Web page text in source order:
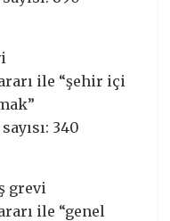
ile “şehir içi
340
grevi
ile “genel